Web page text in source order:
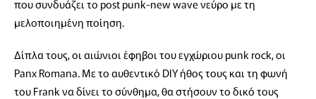
που συνδυάζει το post punk-new wave νεύρο με τη
μελοποιημένη ποίηση.
Δίπλα τους, οι αιώνιοι έφηβοι του εγχώριου punk rock, οι
Panx Romana. Με το αυθεντικό DIY ήθος τους και τη φωνή
του Frank να δίνει το σύνθημα, θα στήσουν το δικό τους